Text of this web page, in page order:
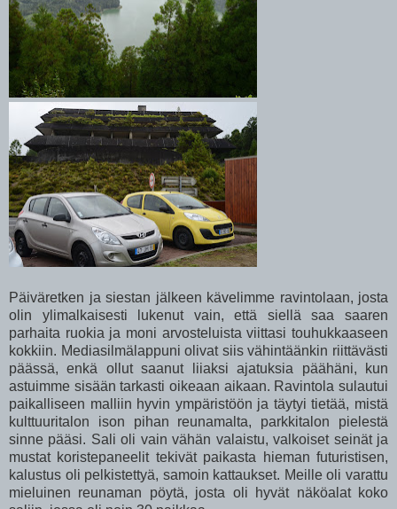
Päiväretken ja siestan jälkeen kävelimme ravintolaan, josta
olin ylimalkaisesti lukenut vain, että siellä saa saaren
parhaita ruokia ja moni arvosteluista viittasi touhukkaaseen
kokkiin. Mediasilmälappuni olivat siis vähintäänkin riittävästi
päässä, enkä ollut saanut liiaksi ajatuksia päähäni, kun
astuimme sisään tarkasti oikeaan aikaan. Ravintola sulautui
paikalliseen malliin hyvin ympäristöön ja täytyi tietää, mistä
kulttuuritalon ison pihan reunamalta, parkkitalon pielestä
sinne pääsi. Sali oli vain vähän valaistu, valkoiset seinät ja
mustat koristepaneelit tekivät paikasta hieman futuristisen,
kalustus oli pelkistettyä, samoin kattaukset. Meille oli varattu
mieluinen reunaman pöytä, josta oli hyvät näköalat koko